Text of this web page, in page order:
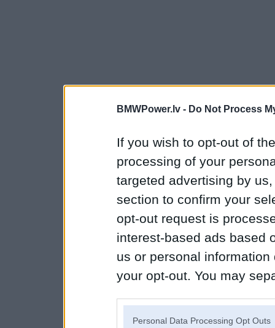
BMWPower.lv - Do Not Process
If you wish to opt-out of
processing of your
targeted advertising by
section to confirm your
opt-out request is
interest-based ads based
us or personal
your opt-out. You may
Personal Data Processing Opt Outs